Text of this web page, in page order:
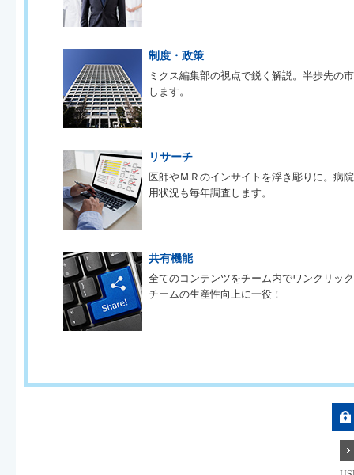
制度・政策
ミクス編集部の視点で鋭く解説。半歩先の
します。
リサーチ
医師やＭＲのインサイトを浮き彫りに。病
用状況も毎年調査します。
共有機能
全てのコンテンツをチーム内でワンクリッ
チームの生産性向上に一役！